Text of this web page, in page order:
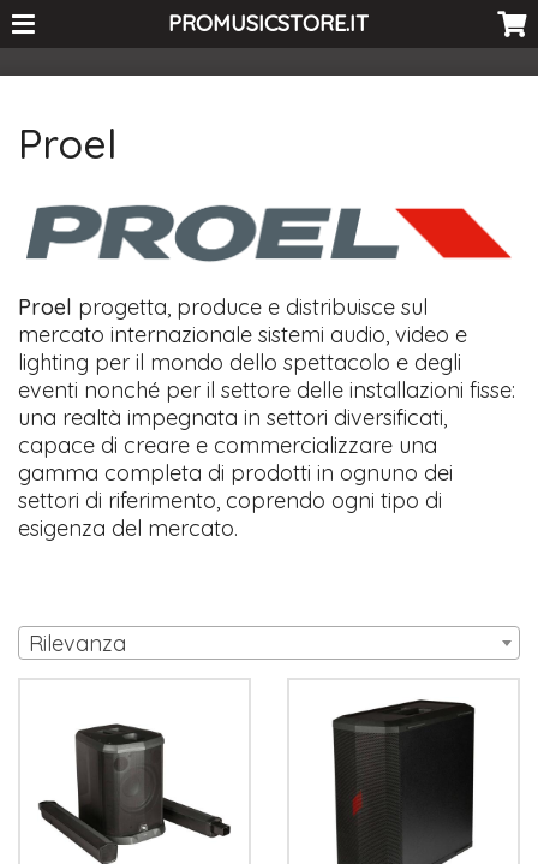
<-- Curio's GSC -->PROMUSICSTORE.IT
Proel
Proel progetta, produce e distribuisce sul
mercato internazionale sistemi audio, video e
lighting per il mondo dello spettacolo e degli
eventi nonché per il settore delle installazioni fisse:
una realtà impegnata in settori diversificati,
capace di creare e commercializzare una
gamma completa di prodotti in ognuno dei
settori di riferimento, coprendo ogni tipo di
esigenza del mercato.
Rilevanza